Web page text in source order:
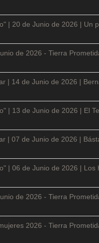
| 20 de Junio de 2026 | Un
de 2026 - Tierra
| 14 de Junio de 2026 |
| 13 de Junio de 2026 | El
| 07 de Junio de 2026 |
| 06 de Junio de 2026 |
de 2026 - Tierra
2026 - Tierra